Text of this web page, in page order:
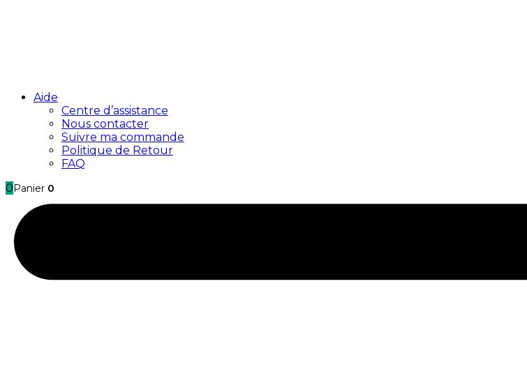
Aide
Centre d’assistance
Nous contacter
Suivre ma commande
Politique de Retour
FAQ
0 Panier 0